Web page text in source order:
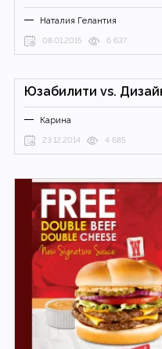
Наталия Гелантия
08.01.2015 6 637
Юзабилити vs.
Карина
23.12.2014 4 685